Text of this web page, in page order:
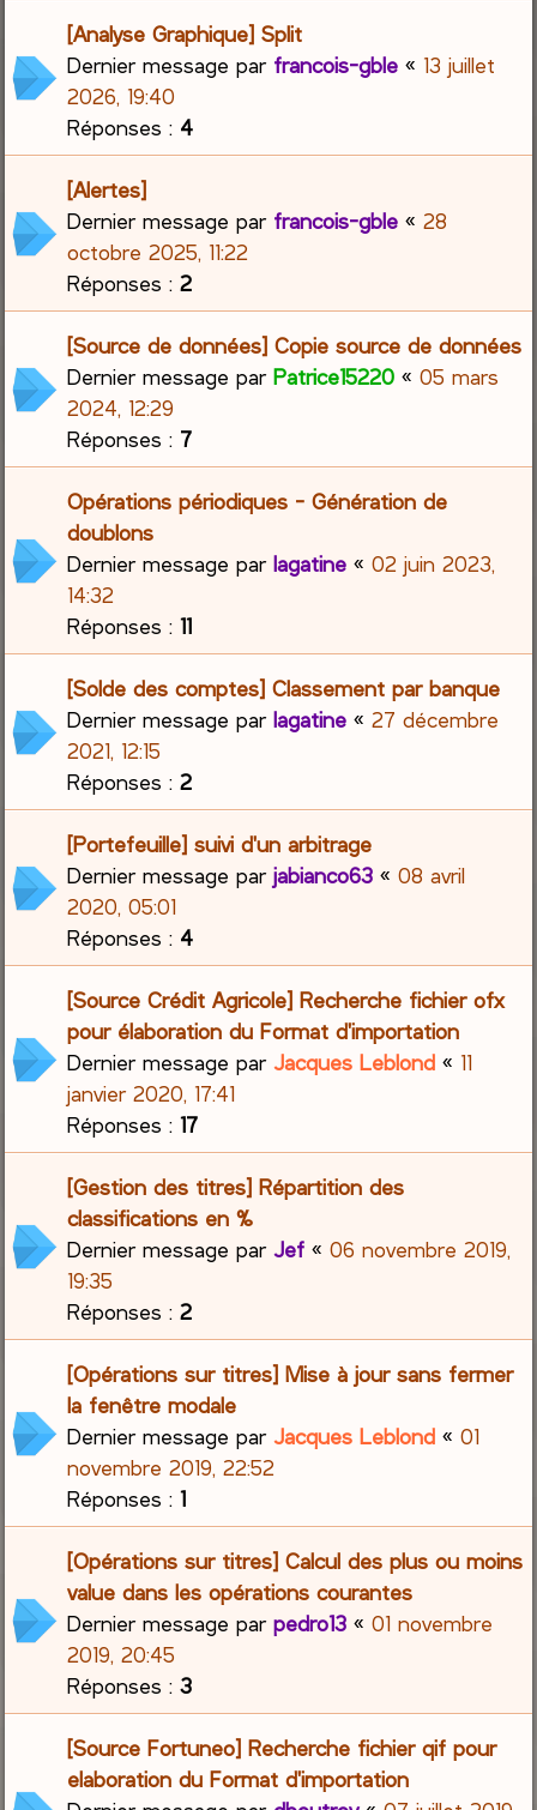
[Analyse Graphique] Split
Dernier message par francois-gble « 13 juillet
2026, 19:40
Réponses : 4
[Alertes]
Dernier message par francois-gble «28
octobre 2025, 11:22
Réponses :2
[Source de données] Copie source de données
Dernier message parPatrice15220 «05 mars
2024, 12:29
Réponses : 7
Opérations périodiques - Génération de
doublons
Dernier message parlagatine «02 juin 2023,
14:32
Réponses :11
[Solde des comptes] Classement par banque
Dernier message parlagatine «27 décembre
2021, 12:15
Réponses :2
[Portefeuille] suivi d'un arbitrage
Dernier message parjabianco63 «08 avril
2020, 05:01
Réponses : 4
[Source Crédit Agricole] Recherche fichier ofx
pour élaboration du Format d'importation
Dernier message parJacques Leblond « 11
janvier 2020, 17:41
Réponses :17
[Gestion des titres] Répartition des
classifications en %
Dernier message parJef «06 novembre 2019,
19:35
Réponses :2
[Opérations sur titres] Mise à jour sans fermer
la fenêtre modale
Dernier message parJacques Leblond «01
novembre 2019, 22:52
Réponses :1
[Opérations sur titres] Calcul des plus ou moins
value dans les opérations courantes
Dernier message parpedro13 «01 novembre
2019, 20:45
Réponses :3
[Source Fortuneo] Recherche fichier qif pour
elaboration du Format d'importation